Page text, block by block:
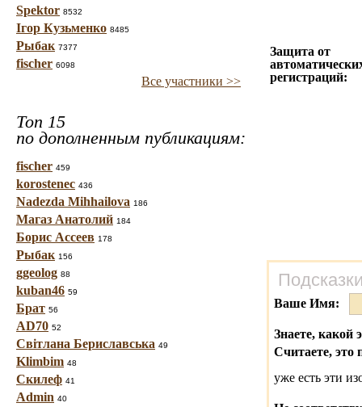
Spektor 8532
Ігор Кузьменко 8485
Рыбак 7377
fischer 6098
Все участники >>
Топ 15
по дополненным публикациям:
fischer 459
korostenec 436
Nadezda Mihhailova 186
Магаз Анатолий 184
Борис Ассеев 178
Рыбак 156
ggeolog 88
kuban46 59
Брат 56
AD70 52
Світлана Бериславська 49
Klimbim 48
Скилеф 41
Admin 40
Защита от
регистраций:
Ваше Имя:
Знаете, какой
Считаете, это
уже есть эти